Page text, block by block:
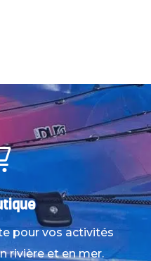
pour vos activités
rivière et en mer.